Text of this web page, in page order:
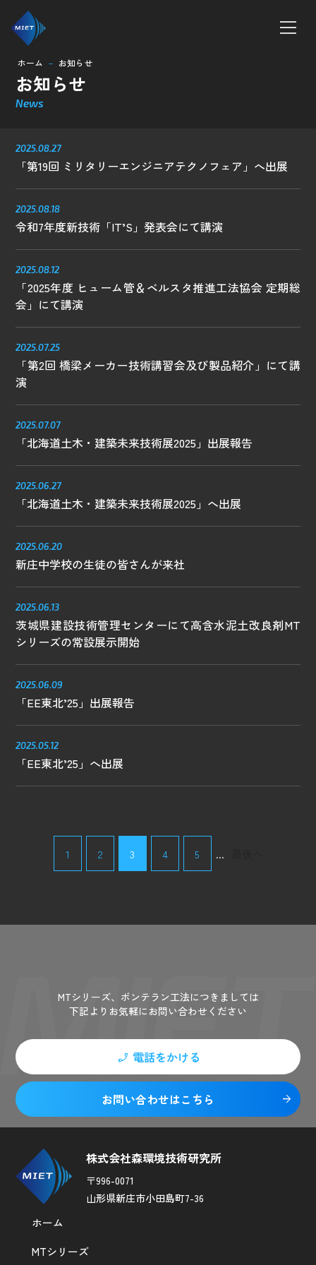
ホーム remove お知らせ
お知らせ
News
2025.08.27
「第19回 ミリタリーエンジニアテクノフェア」へ出展
2025.08.18
令和7年度新技術「IT’S」発表会にて講演
2025.08.12
「2025年度 ヒューム管＆ベルスタ推進工法協会 定期総
会」にて講演
2025.07.25
「第2回 橋梁メーカー技術講習会及び製品紹介」にて講
演
2025.07.07
「北海道土木・建築未来技術展2025」出展報告
2025.06.27
「北海道土木・建築未来技術展2025」へ出展
2025.06.20
新庄中学校の生徒の皆さんが来社
2025.06.13
茨城県建設技術管理センターにて高含水泥土改良剤MT
シリーズの常設展示開始
2025.06.09
「EE東北’25」出展報告
2025.05.12
「EE東北’25」へ出展
1 2 3 4 5 ...
MTシリーズ、ボンテラン工法につきましては
下記よりお気軽にお問い合わせください
phone_enabled 電話をかける
お問い合わせはこちら arrow_forward
株式会社森環境技術研究所
〒996-0071
山形県新庄市小田島町7-36
ホーム
MTシリーズ
ホーム
ボンテラン工法
求人情報
お知らせ
お問い合わせはこちら
電話をかける